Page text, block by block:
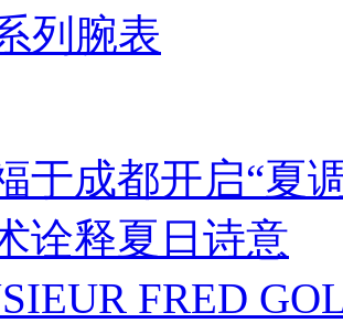
列腕表
于成都开启“夏
诠释夏日诗意
FRED